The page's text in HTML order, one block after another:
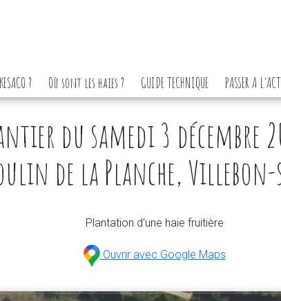
? Où sont les haies ? GUIDE TECHNIQUE PASSER A
du samedi 3 décembre
de la Planche, Villebon-
Plantation d'une haie fruitière
Ouvrir avec Google Maps